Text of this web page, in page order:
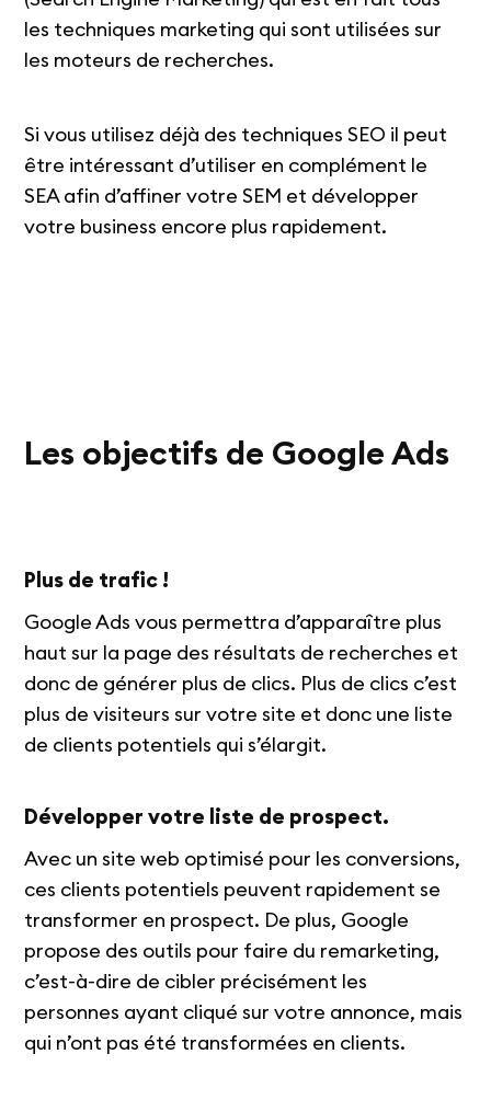
les techniques marketing qui sont utilisées sur
les moteurs de recherches.
Si vous utilisez déjà des techniques SEO il peut
être intéressant d’utiliser en complément le
SEA afin d’affiner votre SEM et développer
votre business encore plus rapidement.
Les objectifs de Google Ads
Plus de trafic !
Google Ads vous permettra d’apparaître plus
haut sur la page des résultats de recherches et
donc de générer plus de clics. Plus de clics c’est
plus de visiteurs sur votre site et donc une liste
de clients potentiels qui s’élargit.
Développer votre liste de prospect.
Avec un site web optimisé pour les conversions,
ces clients potentiels peuvent rapidement se
transformer en prospect. De plus, Google
propose des outils pour faire du remarketing,
c’est-à-dire de cibler précisément les
personnes ayant cliqué sur votre annonce, mais
qui n’ont pas été transformées en clients.